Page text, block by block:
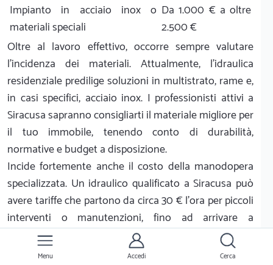
Impianto in acciaio inox o
materiali speciali
Da 1.000 € a oltre
2.500 €
Oltre al lavoro effettivo, occorre sempre valutare
l'incidenza dei materiali. Attualmente, l'idraulica
residenziale predilige soluzioni in multistrato, rame e,
in casi specifici, acciaio inox. I professionisti attivi a
Siracusa sapranno consigliarti il materiale migliore per
il tuo immobile, tenendo conto di durabilità,
normative e budget a disposizione.
Incide fortemente anche il costo della manodopera
specializzata. Un idraulico qualificato a Siracusa può
avere tariffe che partono da circa 30 € l'ora per piccoli
interventi o manutenzioni, fino ad arrivare a
preventivi a corpo più strutturati per lavori che
richiedono diversi giorni di cantiere.
Menu Accedi Cerca